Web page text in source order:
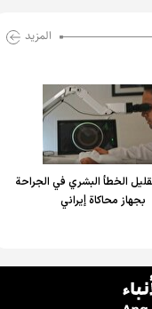
المزید
الخطأ البشري في الجراحة
بجهاز محاكاة إيراني